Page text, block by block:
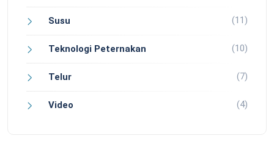
Susu (11)
Teknologi Peternakan (10)
Telur (7)
Video (4)